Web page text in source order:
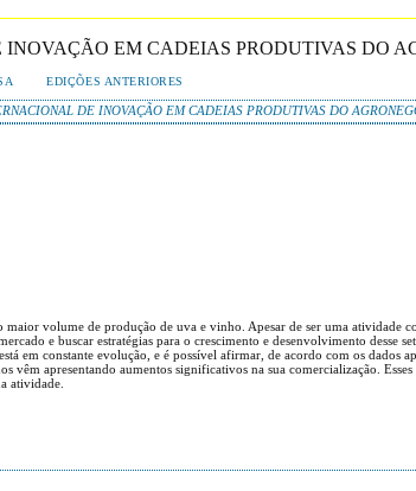
EM CADEIAS PRODUTIVAS DO
EDIÇÕES ANTERIORES
DE INOVAÇÃO EM CADEIAS PRODUTIVAS DO
volume de produção de uva e vinho. Apesar de ser uma atividade
e buscar estratégias para o crescimento e desenvolvimento desse
em constante evolução, e é possível afirmar, de acordo com os dados
apresentando aumentos significativos na sua comercialização.
atividade.